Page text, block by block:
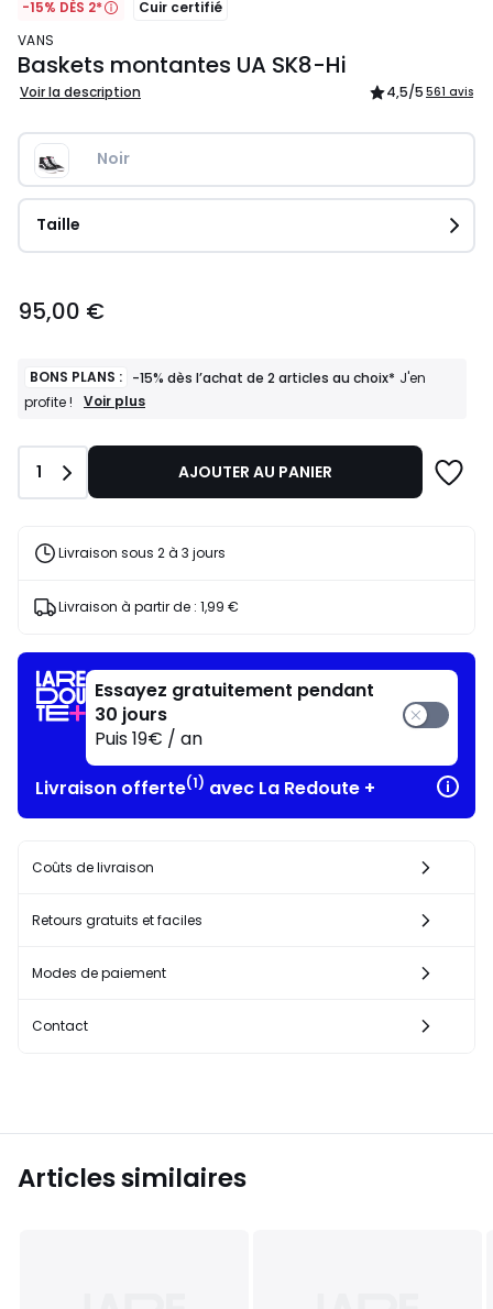
-15% DÈS 2*
Cuir certifié
VANS
Baskets montantes UA SK8-Hi
Voir la description 4,5/5 561 avis
Noir
Taille
€.
95,00 €
BONS PLANS : -15% dès l’achat de 2 articles au choix* J'en
profite !
BONS
-15%
l’achat
articles
J'en
Voir plus
Quantité
1 AJOUTER AU PANIER
Livraison sous 2 à 3 jours
Livraison à partir de : 1,99 €
Essayez gratuitement pendant
30 jours
Puis 19€ / an
Livraison offerte(1) avec La Redoute +
Coûts de livraison
Retours gratuits et faciles
Modes de paiement
Contact
Articles similaires